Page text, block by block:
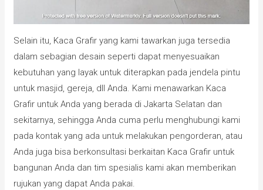
Selain itu, Kaca Grafir yang kami tawarkan juga tersedia
dalam sebagian desain seperti dapat menyesuaikan
kebutuhan yang layak untuk diterapkan pada jendela pintu
untuk masjid, gereja, dll Anda. Kami menawarkan Kaca
Grafir untuk Anda yang berada di Jakarta Selatan dan
sekitarnya, sehingga Anda cuma perlu menghubungi kami
pada kontak yang ada untuk melakukan pengorderan, atau
Anda juga bisa berkonsultasi berkaitan Kaca Grafir untuk
bangunan Anda dan tim spesialis kami akan memberikan
rujukan yang dapat Anda pakai.